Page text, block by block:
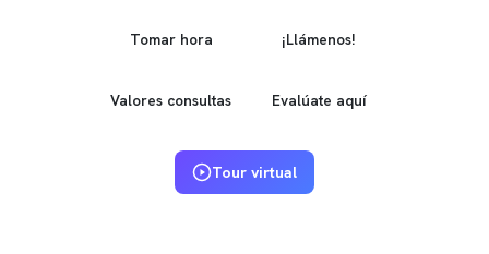
Tomar hora ¡Llámenos!
Valores consultas Evalúate aquí
Tour virtual